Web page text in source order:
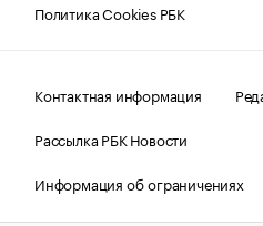
Политика Cookies РБК
Контактная информация
Рассылка РБК Новости
Информация об ограничениях